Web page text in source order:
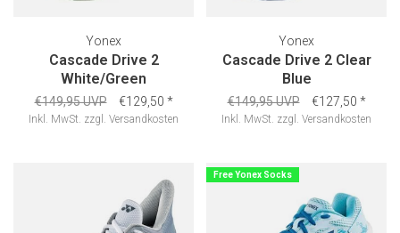
Yonex
Cascade Drive 2
White/Green
€149,95 UVP €129,50 *
Inkl. MwSt. zzgl. Versandkosten
Yonex
Cascade Drive 2 Clear
Blue
€149,95 UVP €127,50 *
Inkl. MwSt. zzgl. Versandkosten
Free Yonex Socks